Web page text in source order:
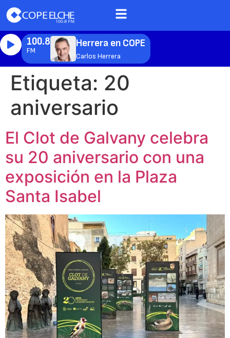
100.8
FM
Herrera en COPE
Carlos Herrera
Etiqueta: 20
aniversario
El Clot de Galvany celebra
su 20 aniversario con una
exposición en la Plaza
Santa Isabel